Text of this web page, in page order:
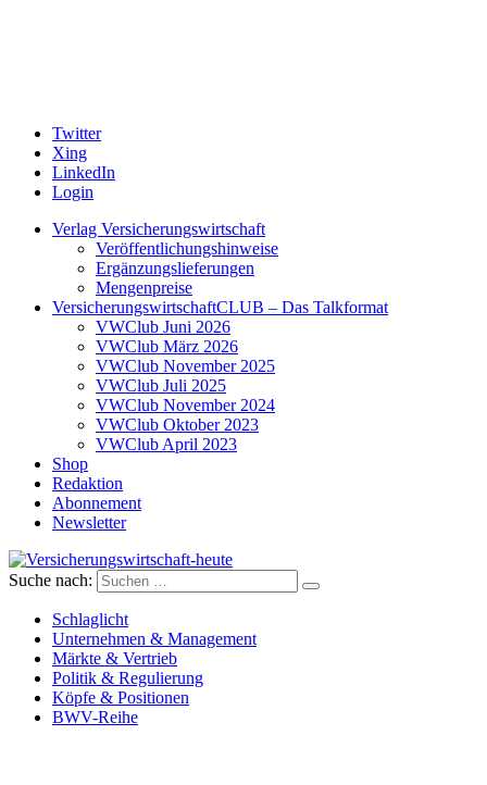
Twitter
Xing
LinkedIn
Login
Verlag Versicherungswirtschaft
Veröffentlichungshinweise
Ergänzungslieferungen
Mengenpreise
VersicherungswirtschaftCLUB – Das Talkformat
VWClub Juni 2026
VWClub März 2026
VWClub November 2025
VWClub Juli 2025
VWClub November 2024
VWClub Oktober 2023
VWClub April 2023
Shop
Redaktion
Abonnement
Newsletter
Versicherungswirtschaft-heute
Suche nach:
Schlaglicht
Unternehmen & Management
Märkte & Vertrieb
Politik & Regulierung
Köpfe & Positionen
BWV-Reihe